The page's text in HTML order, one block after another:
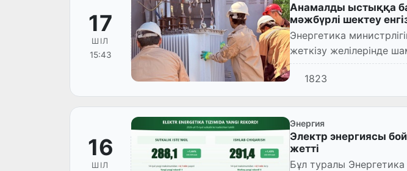
17
ШІЛ
15:43
Анамалды ыстыққа
мәжбүрлі шектеу
Энергетика
жеткізу желілерінде
1823
16
ШІЛ
Энергия
Электр энергиясы
жетті
Бұл туралы Энергетика